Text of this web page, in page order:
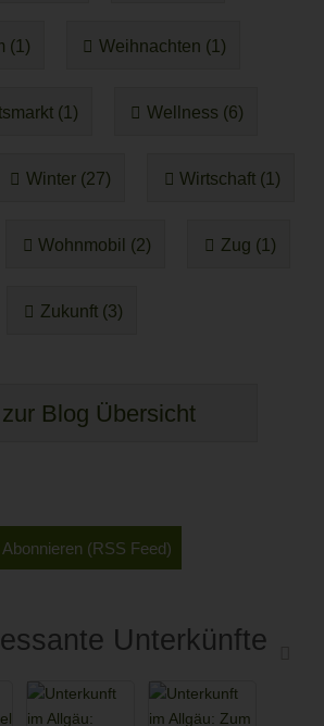
(1) Weihnachten (1)
(1) Wellness (6)
Winter (27) Wirtschaft (1)
Wohnmobil (2) Zug (1)
Zukunft (3)
zur Blog Übersicht
Abonnieren (RSS Feed)
Unterkünfte